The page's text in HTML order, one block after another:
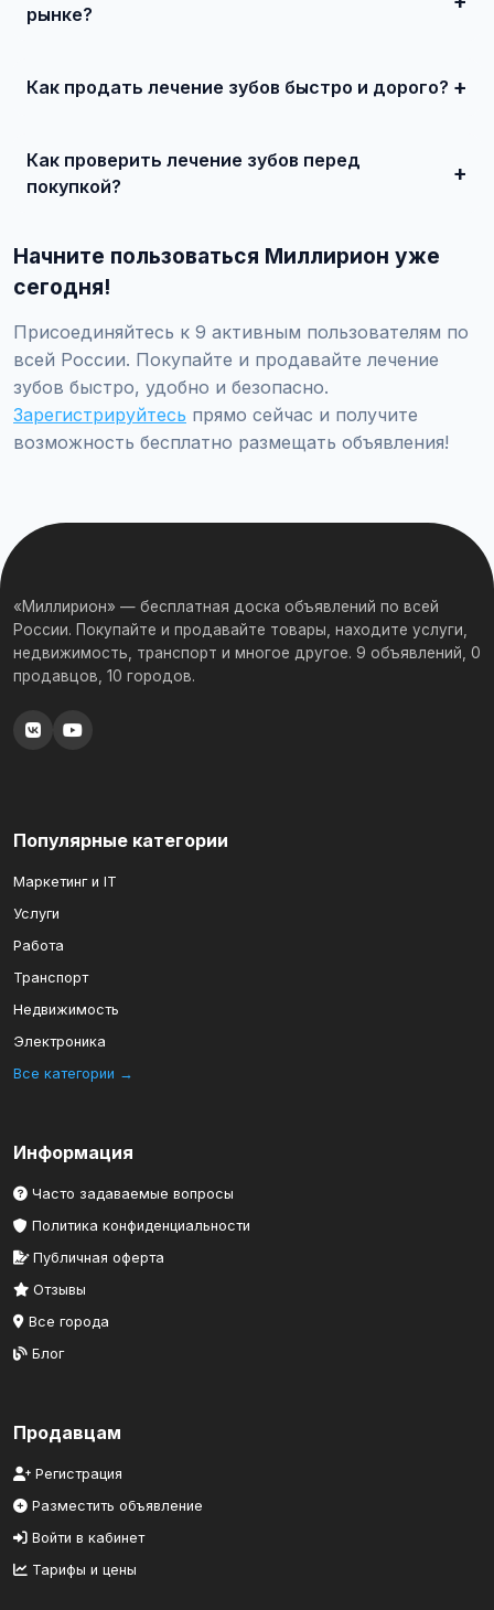
рекомендуется провести независимую экспертизу.
рынке?
представлены предложения от 50 000 ₽ до нескольких
Как продать лечение зубов быстро и дорого?
необходимости воспользуйтесь платным продвижением
— ваше объявление поднимется в топ.
Как проверить лечение зубов перед
покупкой?
технического состояния и проверки пробега.
Начните пользоваться Миллирион уже
сегодня!
Присоединяйтесь к 9 активным пользователям по
всей России. Покупайте и продавайте лечение
зубов быстро, удобно и безопасно.
Зарегистрируйтесь прямо сейчас и получите
возможность бесплатно размещать объявления!
«Миллирион» — бесплатная доска объявлений по всей
России. Покупайте и продавайте товары, находите услуги,
недвижимость, транспорт и многое другое. 9 объявлений, 0
продавцов, 10 городов.
Популярные категории
Маркетинг и IT
Услуги
Работа
Транспорт
Недвижимость
Электроника
Все категории →
Информация
Часто задаваемые вопросы
Политика конфиденциальности
Публичная оферта
Отзывы
Все города
Блог
Продавцам
Регистрация
Разместить объявление
Войти в кабинет
Тарифы и цены